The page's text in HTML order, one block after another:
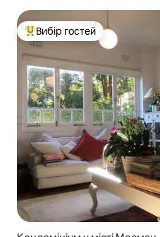
Топ вибір гостей
Вибір гостей